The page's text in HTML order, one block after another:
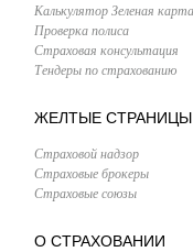
Калькулятор Зеленая карта
Проверка полиса
Страховая консультация
Тендеры по страхованию
ЖЕЛТЫЕ СТРАНИЦЫ
Страховой надзор
Страховые брокеры
Страховые союзы
О СТРАХОВАНИИ